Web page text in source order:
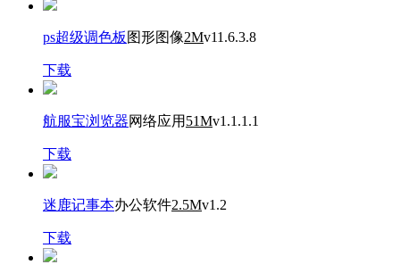
ps超级调色板 图形图像2Mv11.6.3.8
下载
航服宝浏览器网络应用 51Mv1.1.1.1
下载
迷鹿记事本办公软件2.5Mv1.2
下载